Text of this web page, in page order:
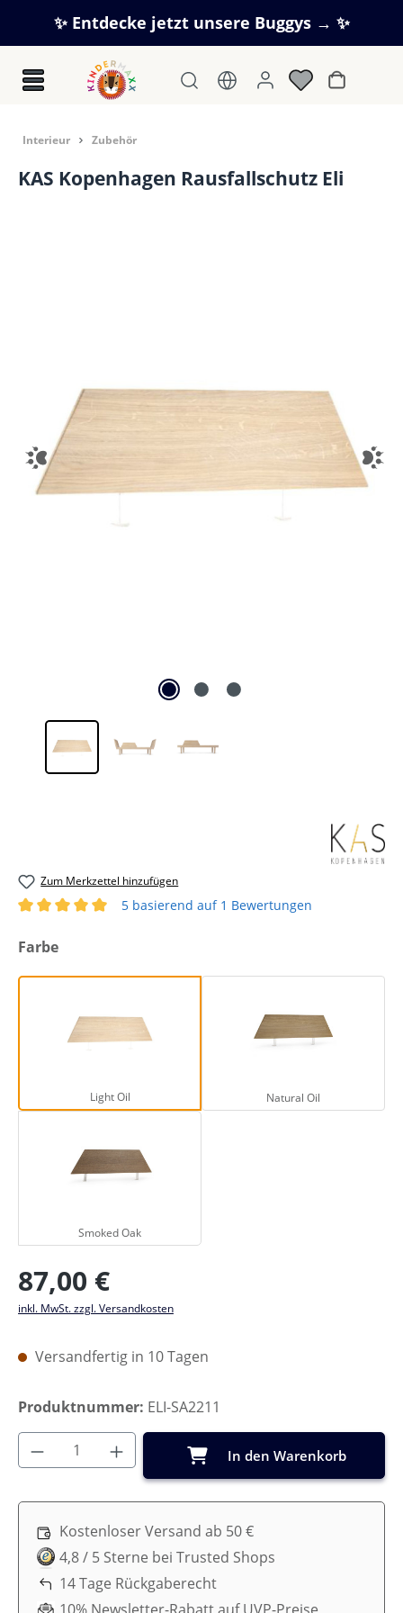
Zum Hauptinhalt springen
✨ Entdecke jetzt unsere Buggys → ✨
In­te­ri­eur Zubehör
KAS Kopenhagen Rausfallschutz Eli
Zum Merkzettel hinzufügen
5 basierend auf 1 Bewertungen
auswählen
Farbe
Light Oil Natural Oil
Smoked Oak
Regulärer Preis:
87,00 €
inkl. MwSt. zzgl. Versandkosten
Versandfertig in 10 Tagen
Produktnummer: ELI-SA2211
Produkt Anzahl: Gib den gewünschten
In den Warenkorb
Kostenloser Versand ab 50 €
4,8 / 5 Sterne bei Trusted Shops
14 Tage Rückgaberecht